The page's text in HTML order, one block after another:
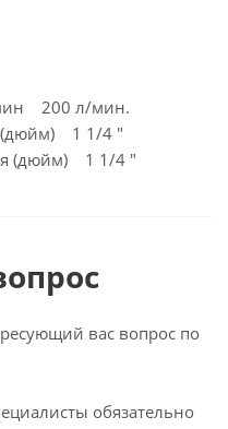
200 л/мин.
(дюйм) 1 1/4 "
(дюйм) 1 1/4 "
вас вопрос по
обязательно